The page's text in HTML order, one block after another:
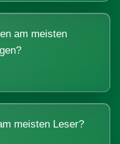
am meisten
meisten Leser?